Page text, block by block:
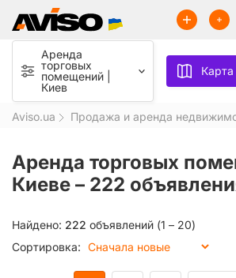
Аренда
торговых
помещений |
Киев
Карта
Aviso.ua Продажа и аренда
Аренда торговых
Киеве – 222
Сортировка:
Найдено: 222 объявлений (1 – 20)